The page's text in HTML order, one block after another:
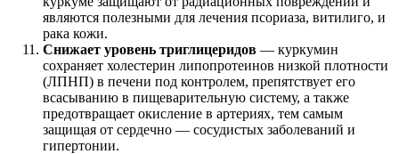
являются полезными для лечения псориаза, витилиго, и
рака кожи.
Снижает уровень триглицеридов — куркумин
сохраняет холестерин липопротеинов низкой плотности
(ЛПНП) в печени под контролем, препятствует его
всасыванию в пищеварительную систему, а также
предотвращает окисление в артериях, тем самым
защищая от сердечно — сосудистых заболеваний и
гипертонии.